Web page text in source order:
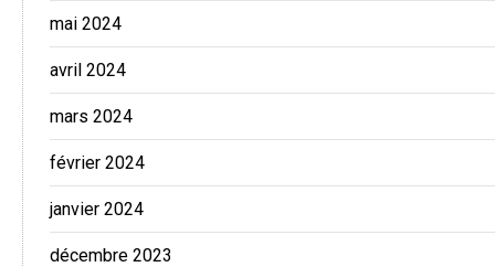
mai 2024
avril 2024
mars 2024
février 2024
janvier 2024
décembre 2023